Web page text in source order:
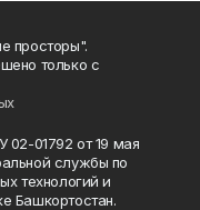
просторы".
только с
02-01792 от 19 мая
службы по
технологий и
Башкортостан.